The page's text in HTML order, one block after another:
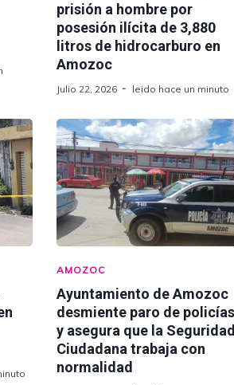
prisión a hombre por
posesión ilícita de 3,880
litros de hidrocarburo en
Amozoc
Julio 22, 2026 leido hace un minuto
AMOZOC
Ayuntamiento de Amozoc
desmiente paro de policías
y asegura que la Seguridad
Ciudadana trabaja con
normalidad